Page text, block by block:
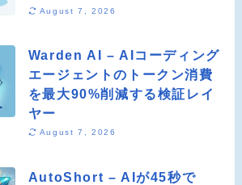
August 7, 2026
Warden AI – AIコーディング
エージェントのトークン消費
を最大90%削減する検証レイ
ヤー
August 7, 2026
AutoShort – AIが45秒で